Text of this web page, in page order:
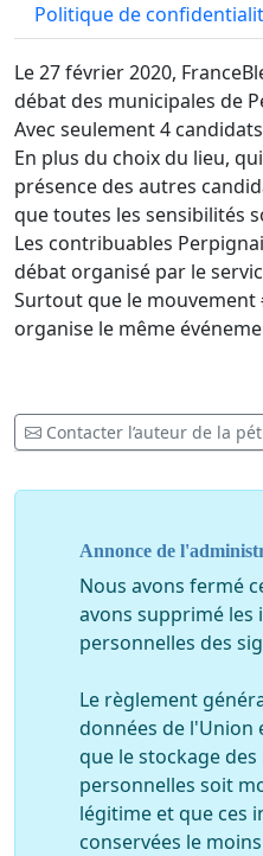
Politique de
Le 27 février 2020,
débat des municipales de
Avec seulement 4
En plus du choix du lieu,
présence des autres
que toutes les sensibilités
Les contribuables
débat organisé par le
Surtout que le mouvement
organise le même
Contacter l’auteur de la
Annonce de
Nous avons fermé
avons supprimé
personnelles des
Le règlement
données de l'Union
que le stockage
personnelles soit
légitime et que ces
conservées le